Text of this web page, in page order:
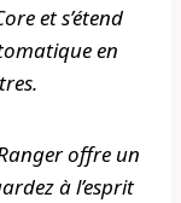
et s’étend
en
offre un
à l’esprit